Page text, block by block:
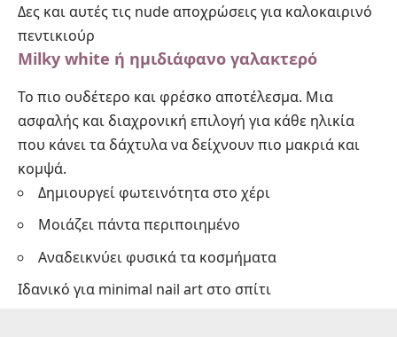
Δες καιαυτές τις nude αποχρώσεις για καλοκαιρινό
πεντικιούρ
Milky white ή ημιδιάφανο γαλακτερό
Το πιο ουδέτερο και φρέσκο αποτέλεσμα. Μια
ασφαλής και διαχρονική επιλογή για κάθε ηλικία
που κάνει τα δάχτυλα να δείχνουν πιο μακριά και
κομψά.
Δημιουργεί φωτεινότητα στο χέρι
Μοιάζει πάντα περιποιημένο
Αναδεικνύει φυσικά τα κοσμήματα
Ιδανικό για minimal nail art στο σπίτι